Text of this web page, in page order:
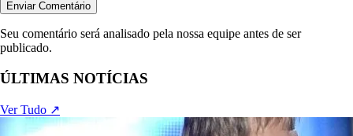
Enviar Comentário
Seu comentário será analisado pela nossa equipe antes de ser
publicado.
ÚLTIMAS NOTÍCIAS
Ver Tudo ↗